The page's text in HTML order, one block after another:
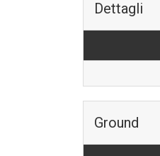
Dettagli
Ground